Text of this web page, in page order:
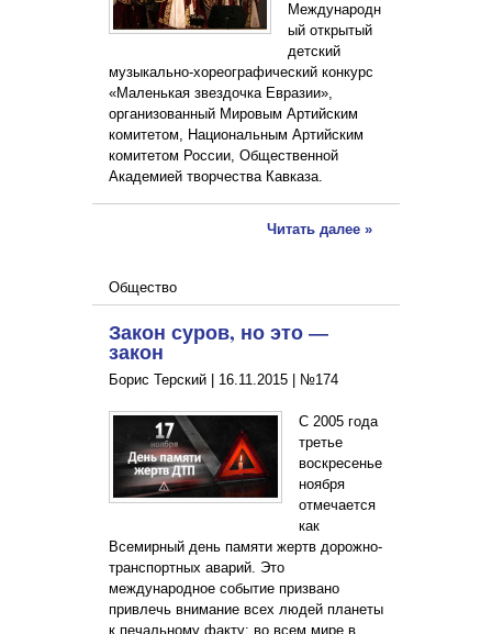
Международн
ый открытый
детский
музыкально-хореографический конкурс
«Маленькая звездочка Евразии»,
организованный Мировым Артийским
комитетом, Национальным Артийским
комитетом России, Общественной
Академией творчества Кавказа.
Читать далее »
Общество
Закон суров, но это —
закон
Борис Терский | 16.11.2015 №174
С 2005 года
третье
воскресенье
ноября
отмечается
как
Всемирный день памяти жертв дорожно-
транспортных аварий. Это
международное событие призвано
привлечь внимание всех людей планеты
к печальному факту: во всем мире в